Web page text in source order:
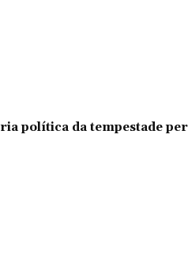
política da tempestade